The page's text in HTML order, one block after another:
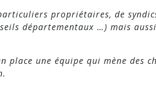
propriétaires, de
départementaux …) mais
place une équipe qui mène des